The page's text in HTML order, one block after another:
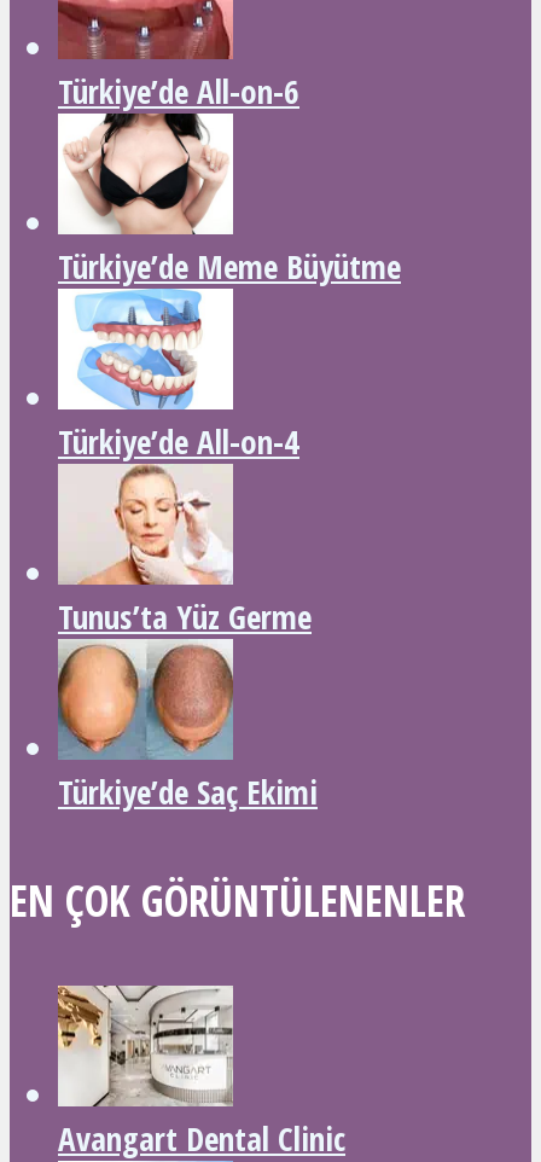
Türkiye’de All-on-6
Türkiye’de Meme Büyütme
Türkiye’de All-on-4
Tunus’ta Yüz Germe
Türkiye’de Saç Ekimi
EN ÇOK GÖRÜNTÜLENENLER
Avangart Dental Clinic